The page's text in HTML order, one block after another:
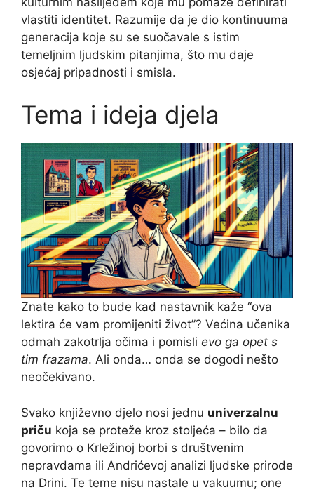
vlastiti identitet. Razumije da je dio kontinuuma
generacija koje su se suočavale s istim
temeljnim ljudskim pitanjima, što mu daje
osjećaj pripadnosti i smisla.
Tema i ideja djela
Znate kako to bude kad nastavnik kaže “ova
lektira će vam promijeniti život”? Većina učenika
odmah zakotrlja očima i pomisli evo ga opet s
tim frazama. Ali onda… onda se dogodi nešto
neočekivano.
Svako književno djelo nosi jednu univerzalnu
priču koja se proteže kroz stoljeća – bilo da
govorimo o Krležinoj borbi s društvenim
nepravdama ili Andrićevoj analizi ljudske prirode
na Drini. Te teme nisu nastale u vakuumu; one